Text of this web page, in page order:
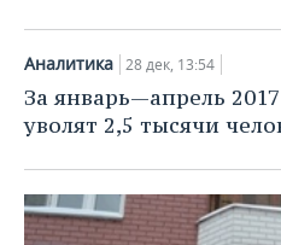
ВОДНЫЕ ВИДЫ СПОРТА
ХОККЕЙ С МЯЧОМ
ОБРАЗОВАНИЕ
ПРОИСШЕСТВИЯ
Аналитика 28 дек, 13:54
За январь—апрель
уволят 2,5 тысячи